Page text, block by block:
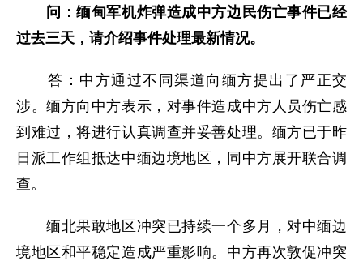
问：缅甸军机炸弹造成中方边民伤亡事件已经
过去三天，请介绍事件处理最新情况。
答：中方通过不同渠道向缅方提出了严正交
涉。缅方向中方表示，对事件造成中方人员伤亡感
到难过，将进行认真调查并妥善处理。缅方已于昨
日派工作组抵达中缅边境地区，同中方展开联合调
查。
缅北果敢地区冲突已持续一个多月，对中缅边
境地区和平稳定造成严重影响。中方再次敦促冲突